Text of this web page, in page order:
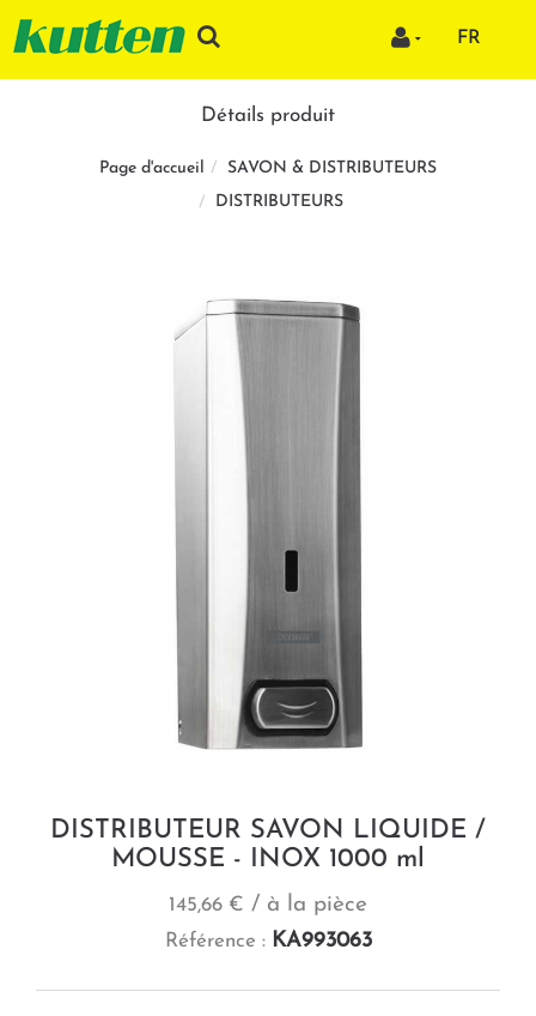
FR
Détails produit
Page d'accueil
SAVON & DISTRIBUTEURS
DISTRIBUTEURS
DISTRIBUTEUR SAVON LIQUIDE /
MOUSSE - INOX 1000 ml
145,66 € / à la pièce
Référence : KA993063